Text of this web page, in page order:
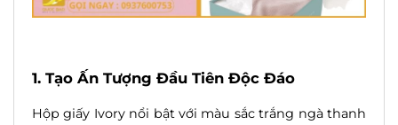
1. Tạo Ấn Tượng Đầu Tiên Độc Đáo
Hộp giấy Ivory nổi bật với màu sắc trắng ngà thanh